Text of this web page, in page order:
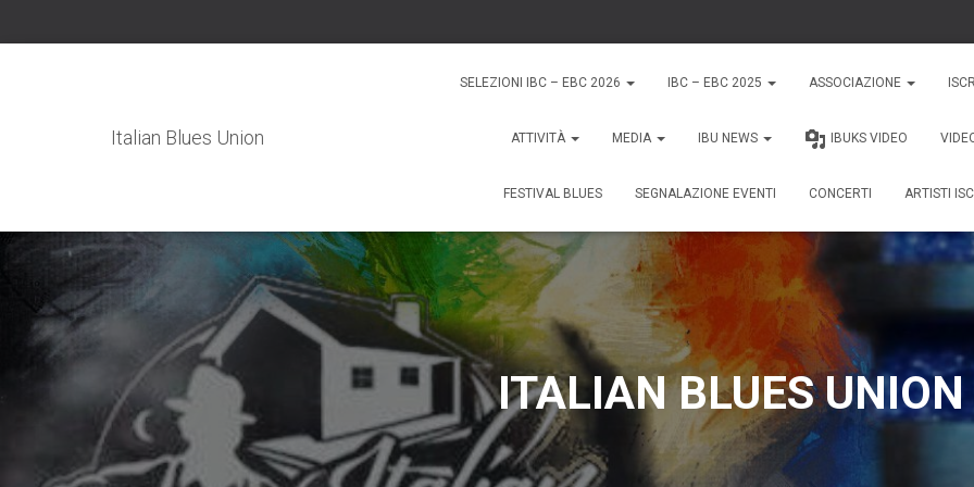
Italian Blues Union
SELEZIONI IBC – EBC 2026 IBC – EBC 2025 ASSOCIAZIONE
ATTIVITÀ MEDIA IBU NEWS IBUKS VIDEO
FESTIVAL BLUES SEGNALAZIONE EVENTI CONCERTI ARTISTI
ITALIAN BLUES UNION